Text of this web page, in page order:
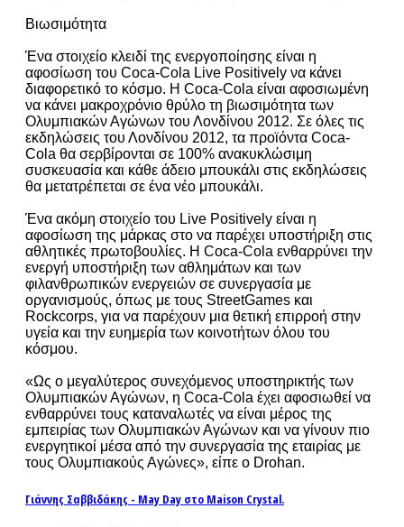
Βιωσιμότητα
Ένα στοιχείο κλειδί της ενεργοποίησης είναι η
αφοσίωση του Coca-Cola Live Positively να κάνει
διαφορετικό το κόσμο. Η Coca-Cola είναι αφοσιωμένη
να κάνει μακροχρόνιο θρύλο τη βιωσιμότητα των
Ολυμπιακών Αγώνων του Λονδίνου 2012. Σε όλες τις
εκδηλώσεις του Λονδίνου 2012, τα προϊόντα Coca-
Cola θα σερβίρονται σε 100% ανακυκλώσιμη
συσκευασία και κάθε άδειο μπουκάλι στις εκδηλώσεις
θα μετατρέπεται σε ένα νέο μπουκάλι.
Ένα ακόμη στοιχείο του Live Positively είναι η
αφοσίωση της μάρκας στο να παρέχει υποστήριξη στις
αθλητικές πρωτοβουλίες. Η Coca-Cola ενθαρρύνει την
ενεργή υποστήριξη των αθλημάτων και των
φιλανθρωπικών ενεργειών σε συνεργασία με
οργανισμούς, όπως με τους StreetGames και
Rockcorps, για να παρέχουν μια θετική επιρροή στην
υγεία και την ευημερία των κοινοτήτων όλου του
κόσμου.
«Ως ο μεγαλύτερος συνεχόμενος υποστηρικτής των
Ολυμπιακών Αγώνων, η Coca-Cola έχει αφοσιωθεί να
ενθαρρύνει τους καταναλωτές να είναι μέρος της
εμπειρίας των Ολυμπιακών Αγώνων και να γίνουν πιο
ενεργητικοί μέσα από την συνεργασία της εταιρίας με
τους Ολυμπιακούς Αγώνες», είπε ο Drohan.
Γιάννης Σαββιδάκης - May Day στο Maison Crystal.